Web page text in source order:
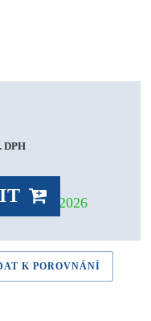
10.08.2026
DPH
K POROVNÁNÍ